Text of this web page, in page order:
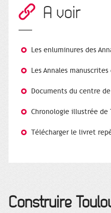
A voir
Les enluminures des
Les Annales manuscrites
Documents du centre
Chronologie illustrée de
Télécharger le livret
Construire